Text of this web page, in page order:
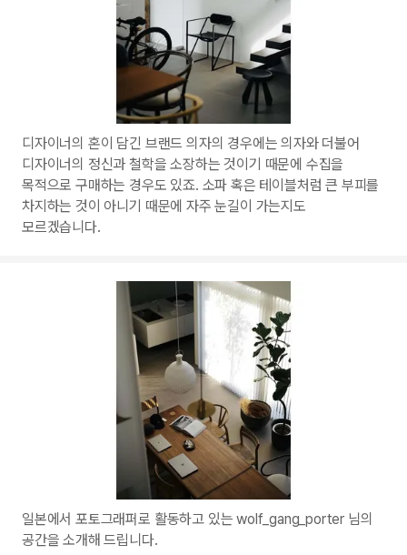
디자이너의 혼이 담긴 브랜드 의자의 경우에는 의자와 더불어
디자이너의 정신과 철학을 소장하는 것이기 때문에 수집을
목적으로 구매하는 경우도 있죠. 소파 혹은 테이블처럼 큰 부피를
차지하는 것이 아니기 때문에 자주 눈길이 가는지도
모르겠습니다.
일본에서 포토그래퍼로 활동하고 있는 wolf_gang_porter 님의
공간을 소개해 드립니다.